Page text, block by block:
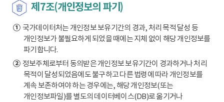
제7조(개인정보의 파기)
①국가데이터처는 개인정보 보유기간의 경과, 처리 목적 달성 등
개인정보가 불필요하게 되었을 때에는 지체 없이 해당 개인정보를
파기합니다.
②정보주체로부터 동의받은 개인정보 보유기간이 경과하거나 처리
목적이 달성되었음에도 불구하고 다른 법령에 따라 개인정보를
계속 보존하여야 하는 경우에는, 해당 개인정보(또는
개인정보파일)를 별도의 데이터베이스(DB)로 옮기거나